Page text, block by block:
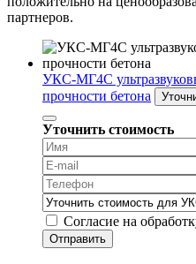
партнеров.
УКС-МГ4С
прочности бетона
Уточнить стоимость
Согласие на
Отправить